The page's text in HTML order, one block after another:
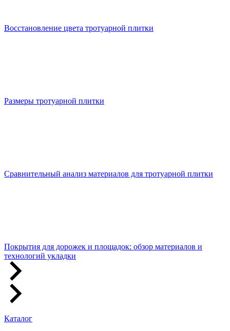
Восстановление цвета тротуарной плитки
Размеры тротуарной плитки
Сравнительный анализ материалов для тротуарной плитки
Покрытия для дорожек и площадок: обзор материалов и
технологий укладки
Каталог